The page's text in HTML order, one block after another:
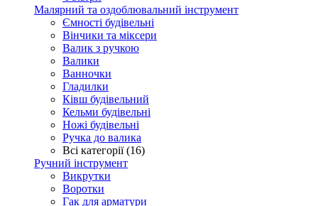
Малярний та оздоблювальний інструмент
Ємності будівельні
Вінчики та міксери
Валик з ручкою
Валики
Ванночки
Гладилки
Ківш будівельний
Кельми будівельні
Ножі будівельні
Ручка до валика
Всі категорії (16)
Ручний інструмент
Викрутки
Воротки
Гак для арматури